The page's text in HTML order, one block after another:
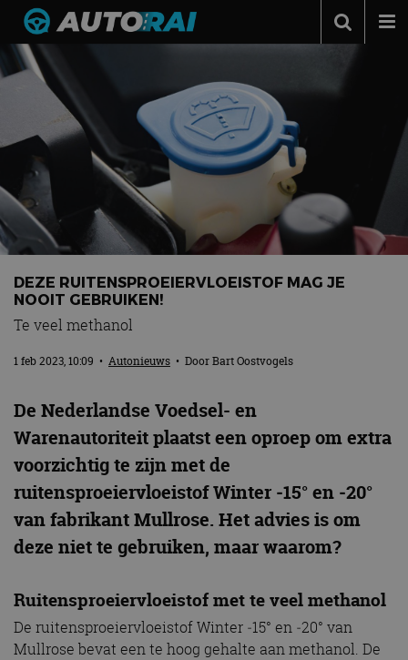
Autonieuws
Podcast
Autotests
Automerken
Adverteren
Contact
DEZE RUITENSPROEIERVLOEISTOF MAG JE
NOOIT GEBRUIKEN!
Te veel methanol
1 feb 2023, 10:09 • Autonieuws • DoorBart Oostvogels
De Nederlandse Voedsel- en
Warenautoriteit plaatst een oproep om extra
voorzichtig te zijn met de
ruitensproeiervloeistof Winter ‐15° en ‐20°
van fabrikant Mullrose. Het advies is om
deze niet te gebruiken, maar waarom?
Ruitensproeiervloeistof met te veel methanol
De ruitensproeiervloeistof Winter ‐15° en ‐20° van
Mullrose bevat een te hoog gehalte aan methanol. De